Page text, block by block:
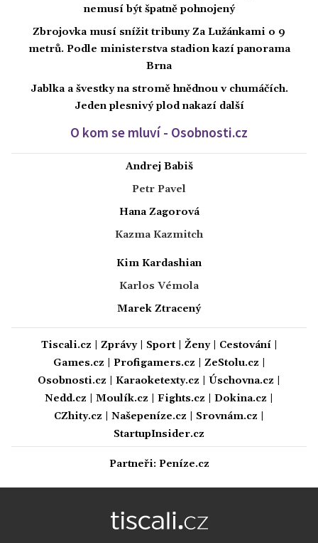
nemusí být špatně pohnojený
Zbrojovka musí snížit tribuny Za Lužánkami o 9
metrů. Podle ministerstva stadion kazí panorama
Brna
Jablka a švestky na stromě hnědnou v chumáčích.
Jeden plesnivý plod nakazí další
O kom se mluví - Osobnosti.cz
Andrej Babiš
Petr Pavel
Hana Zagorová
Kazma Kazmitch
Kim Kardashian
Karlos Vémola
Marek Ztracený
Tiscali.cz Zprávy| Sport| Ženy| Cestování|
Games.cz
Profigamers.cz ZeStolu.cz
Osobnosti.cz
Karaoketexty.cz Úschovna.cz
Nedd.cz
Moulík.cz Fights.cz Dokina.cz
CZhity.cz
Našepeníze.cz Srovnám.cz
StartupInsider.cz
Partneři: Peníze.cz